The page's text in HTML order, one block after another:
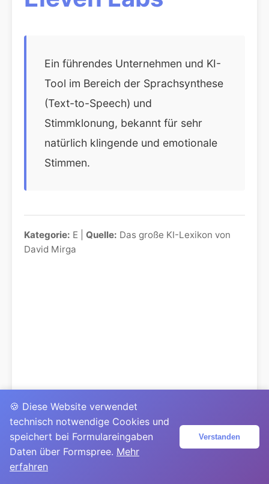
Ein führendes Unternehmen und KI-
Tool im Bereich der Sprachsynthese
(Text-to-Speech) und
Stimmklonung, bekannt für sehr
natürlich klingende und emotionale
Stimmen.
Kategorie: E | Quelle: Das große KI-Lexikon von
David Mirga
🍪 Diese Website verwendet
technisch notwendige Cookies und
speichert bei Formulareingaben
Daten über Formspree. Mehr
erfahren
Verstanden